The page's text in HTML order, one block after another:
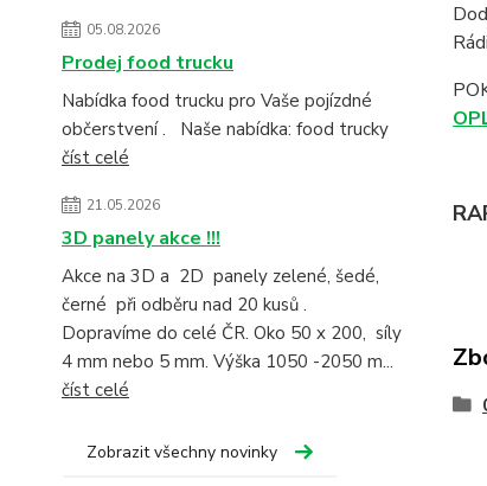
05.08.2026
Prodej food trucku
Nabídka food trucku pro Vaše pojízdné
občerstvení . Naše nabídka: food trucky
číst celé
21.05.2026
3D panely akce !!!
Akce na 3D a 2D panely zelené, šedé,
černé při odběru nad 20 kusů .
Dopravíme do celé ČR. Oko 50 x 200, síly
4 mm nebo 5 mm. Výška 1050 -2050 m...
číst celé
Zobrazit všechny novinky